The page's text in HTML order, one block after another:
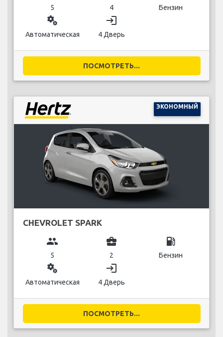
5 4 Бензин
miscellaneous_services
Автоматическая
login
4 Дверь
ПОСМОТРЕТЬ...
ЭКОНОМНЫЙ
CHEVROLET SPARK
group
5
business_center
2
local_gas_station
Бензин
miscellaneous_services
Автоматическая
login
4 Дверь
ПОСМОТРЕТЬ...